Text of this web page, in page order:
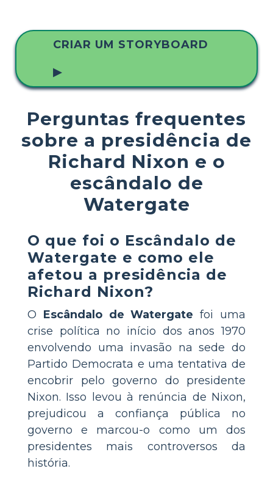
CRIAR UM STORYBOARD
▶
Perguntas frequentes
sobre a presidência de
Richard Nixon e o
escândalo de
Watergate
O que foi o Escândalo de
Watergate e como ele
afetou a presidência de
Richard Nixon?
O Escândalo de Watergate foi uma
crise política no início dos anos 1970
envolvendo uma invasão na sede do
Partido Democrata e uma tentativa de
encobrir pelo governo do presidente
Nixon. Isso levou à renúncia de Nixon,
prejudicou a confiança pública no
governo e marcou-o como um dos
presidentes mais controversos da
história.